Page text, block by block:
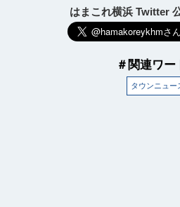
はまこれ横浜 Twitter
＃関連ワー
タウンニュー